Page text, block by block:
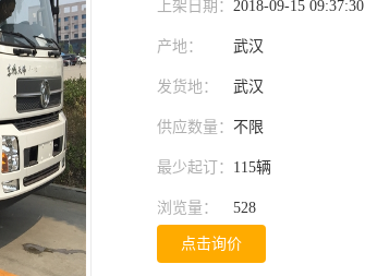
上架日期： 2018-09-15 09:37:30
产地： 武汉
发货地： 武汉
供应数量： 不限
最少起订： 115辆
浏览量： 528
点击询价